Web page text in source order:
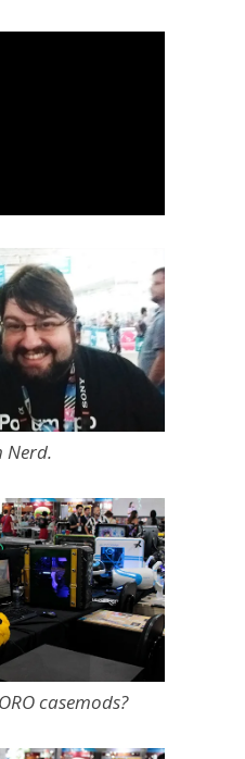
Nerd.
casemods?